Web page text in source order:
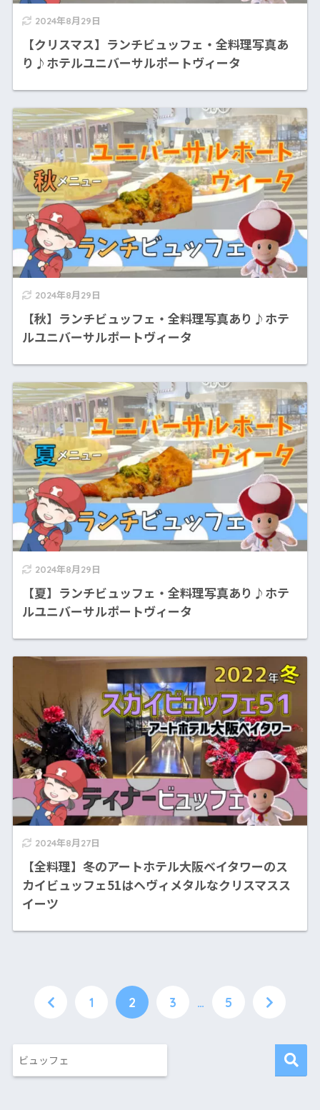
2024年8月29日
【クリスマス】ランチビュッフェ・全料理写真あ
り♪ホテルユニバーサルポートヴィータ
2024年8月29日
【秋】ランチビュッフェ・全料理写真あり♪ホテ
ルユニバーサルポートヴィータ
2024年8月29日
【夏】ランチビュッフェ・全料理写真あり♪ホテ
ルユニバーサルポートヴィータ
2024年8月27日
【全料理】冬のアートホテル大阪ベイタワーのス
カイビュッフェ51はヘヴィメタルなクリスマスス
イーツ
1 2 3 … 5